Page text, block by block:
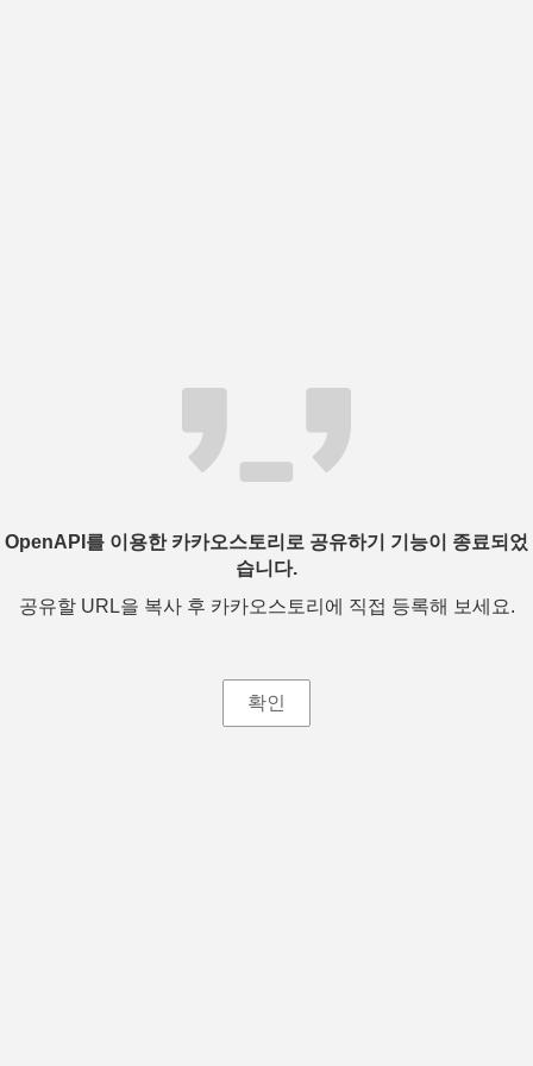
OpenAPI를 이용한 카카오스토리로 공유하기 기능이 종료되었
습니다.
공유할 URL을 복사 후 카카오스토리에 직접 등록해 보세요.
확인